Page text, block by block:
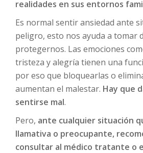
realidades en sus entornos
Es normal sentir ansiedad ante
peligro, esto nos ayuda a tomar
protegernos. Las emociones
tristeza y alegría tienen una
por eso que bloquearlas o
aumentan el malestar. Hay que
sentirse mal.
Pero, ante cualquier situación
llamativa o preocupante,
consultar al médico tratante o